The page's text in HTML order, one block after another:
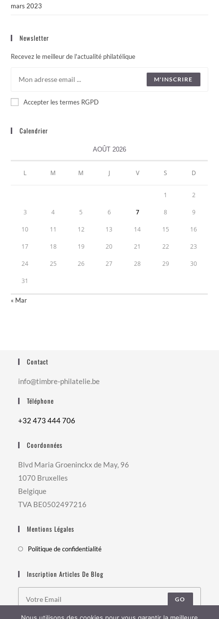
mars 2023
Newsletter
Recevez le meilleur de l'actualité philatélique
M'INSCRIRE
Accepter les termes RGPD
Calendrier
AOÛT 2026
L M M J V S D
1 2
3 4 5 6 7 8 9
10 11 12 13 14 15 16
17 18 19 20 21 22 23
24 25 26 27 28 29 30
31
« Mar
Contact
info@timbre-philatelie.be
Téléphone
+32 473 444 706
Coordonnées
Blvd Maria Groeninckx de May, 96
1070 Bruxelles
Belgique
TVA BE0502497216
Mentions Légales
Politique de confidentialité
Inscription Articles De Blog
GO